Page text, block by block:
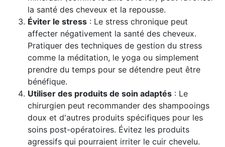
la santé des cheveux et la repousse.
Éviter le stress : Le stress chronique peut
affecter négativement la santé des cheveux.
Pratiquer des techniques de gestion du stress
comme la méditation, le yoga ou simplement
prendre du temps pour se détendre peut être
bénéfique.
Utiliser des produits de soin adaptés : Le
chirurgien peut recommander des shampooings
doux et d'autres produits spécifiques pour les
soins post-opératoires. Évitez les produits
agressifs qui pourraient irriter le cuir chevelu.